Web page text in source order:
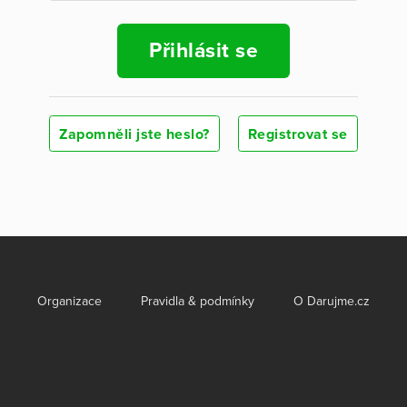
Přihlásit se
Zapomněli jste heslo? Registrovat se
Organizace Pravidla & podmínky O Darujme.cz